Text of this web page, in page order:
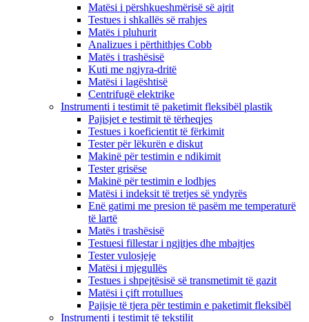
Matësi i përshkueshmërisë së ajrit
Testues i shkallës së rrahjes
Matës i pluhurit
Analizues i përthithjes Cobb
Matës i trashësisë
Kuti me ngjyra-dritë
Matësi i lagështisë
Centrifugë elektrike
Instrumenti i testimit të paketimit fleksibël plastik
Pajisjet e testimit të tërheqjes
Testues i koeficientit të fërkimit
Tester për lëkurën e diskut
Makinë për testimin e ndikimit
Tester grisëse
Makinë për testimin e lodhjes
Matësi i indeksit të tretjes së yndyrës
Enë gatimi me presion të pasëm me temperaturë
të lartë
Matës i trashësisë
Testuesi fillestar i ngjitjes dhe mbajtjes
Tester vulosjeje
Matësi i mjegullës
Testues i shpejtësisë së transmetimit të gazit
Matësi i çift rrotullues
Pajisje të tjera për testimin e paketimit fleksibël
Instrumenti i testimit të tekstilit